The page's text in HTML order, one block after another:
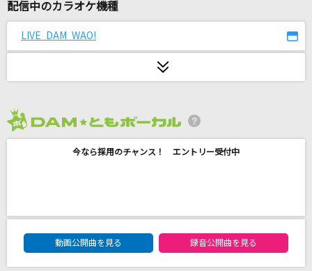
砂の惑星
ラブソング
くちべにグラス
配信中のカラオケ機種
LIVE DAM WAO!
今なら採用のチャンス！ エントリー受付中
DAM★ともボーカルエントリーランキング
動画公開曲を見る
録音公開曲を見る